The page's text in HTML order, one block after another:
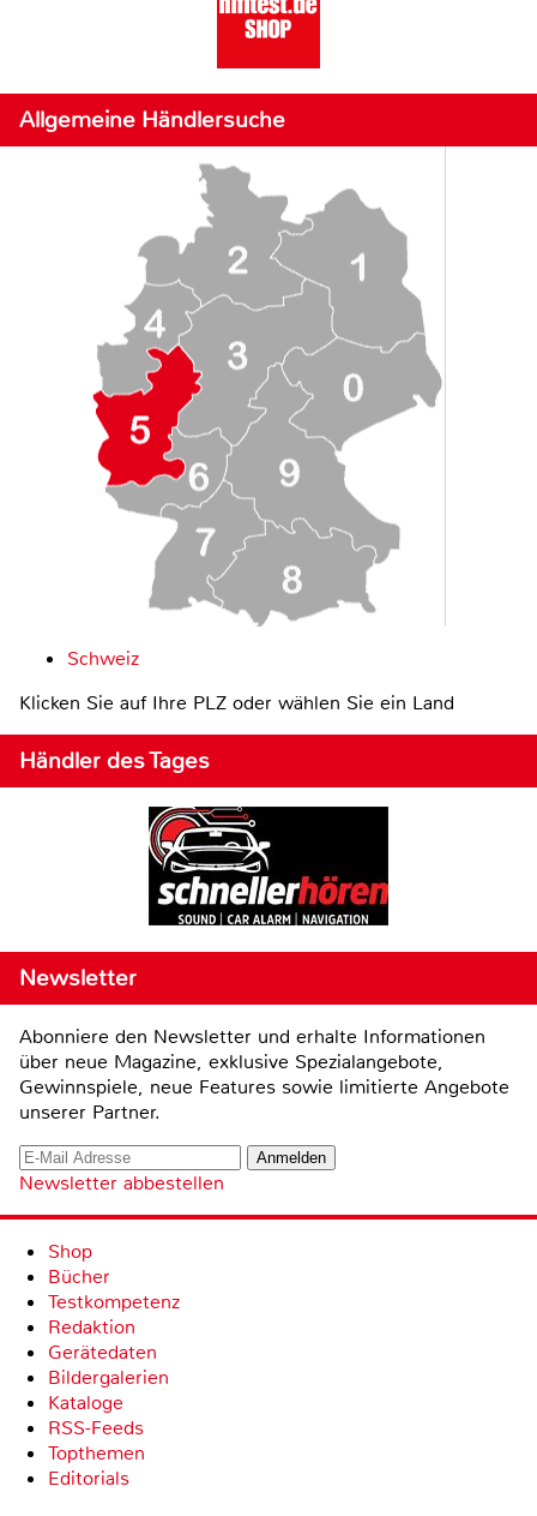
Allgemeine Händlersuche
Schweiz
Klicken Sie auf Ihre PLZ oder wählen Sie ein Land
Händler des Tages
Newsletter
Abonniere den Newsletter und erhalte Informationen
über neue Magazine, exklusive Spezialangebote,
Gewinnspiele, neue Features sowie limitierte Angebote
unserer Partner.
Newsletter abbestellen
Shop
Bücher
Testkompetenz
Redaktion
Gerätedaten
Bildergalerien
Kataloge
RSS-Feeds
Topthemen
Editorials